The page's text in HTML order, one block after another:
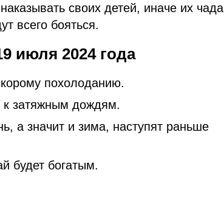
своих детей, иначе их чада
всего бояться.
июля 2024 года
похолоданию.
к затяжным дождям.
а значит и зима, наступят раньше
будет богатым.